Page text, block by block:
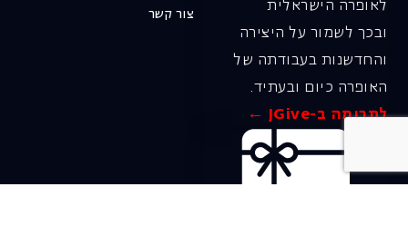
לאופרה הישראלית
ובכך לשמור על היצירה
והחדשנות בעבודתה של
האופרה כיום ובעתיד.
לתרומה ב-JGive ←
צור קשר